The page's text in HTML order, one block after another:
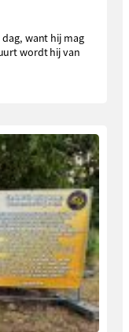
want hij mag
wordt hij van